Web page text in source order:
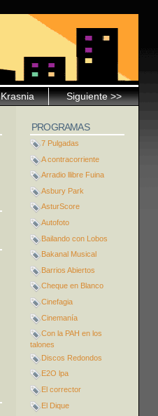
Siguiente >>
Krasnia
PROGRAMAS
7 Pulgadas
A contracorriente
Arradio llibre Fuina
Asbury Park
AsturScore
Autofoto
Bailando con Lobos
Bakanal Musical
Barrios Abiertos
Cheque en Blanco
Cinefagia
Cinemanía
Con la PAH en los
talones
Discos Redondos
E2O lpa
El corrector
El Dique